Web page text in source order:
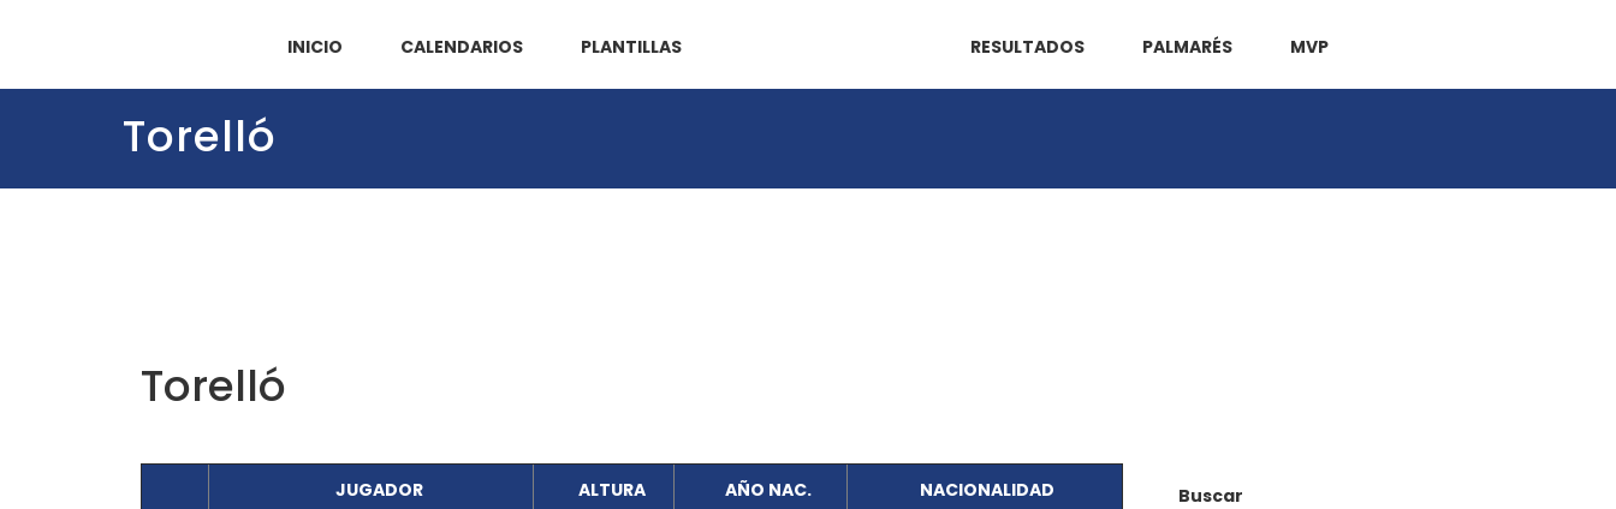
INICIO CALENDARIOS PLANTILLAS RESULTADOS PALMARÉS MVP
Torelló
Torelló
JUGADOR ALTURA AÑO NAC. NACIONALIDAD Buscar